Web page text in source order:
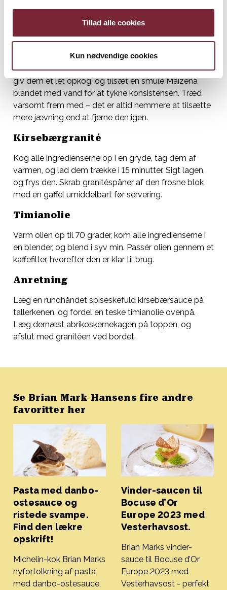
Tillad alle cookies
Kun nødvendige cookies
Kirsebærsauce
Skrab kornene ud af vaniljestangen, og vend dem
med rørsukkeret. Kom alle ingredienserne i en gryde,
giv dem et let opkog, og tilsæt en smule Maizena
blandet med vand for at tykne konsistensen. Træd
varsomt frem med – det er altid nemmere at tilsætte
mere jævning end at fjerne den igen.
Kirsebærgranité
Kog alle ingredienserne op i en gryde, tag dem af
varmen, og lad dem trække i 15 minutter. Sigt lagen,
og frys den. Skrab granitéspåner af den frosne blok
med en gaffel umiddelbart før servering.
Timianolie
Varm olien op til 70 grader, kom alle ingredienserne i
en blender, og blend i syv min. Passér olien gennem et
kaffefilter, hvorefter den er klar til brug.
Anretning
Læg en rundhåndet spiseskefuld kirsebærsauce på
tallerkenen, og fordel en teske timianolie ovenpå.
Læg dernæst abrikoskernekagen på toppen, og
afslut med granitéen ved bordet.
Se Brian Mark Hansens fire andre
favoritter her
Pasta med danbo-
ostesauce og
ristede svampe.
Find den lækre
opskrift!
Michelin-kok Brian Marks
nyfortolkning af pasta
med danbo-ostesauce,
Vinder-saucen til
Bocuse d’Or
Europe 2023 med
Vesterhavsost.
Brian Marks vinder-
sauce til Bocuse d’Or
Europe 2023 med
Vesterhavsost - perfekt